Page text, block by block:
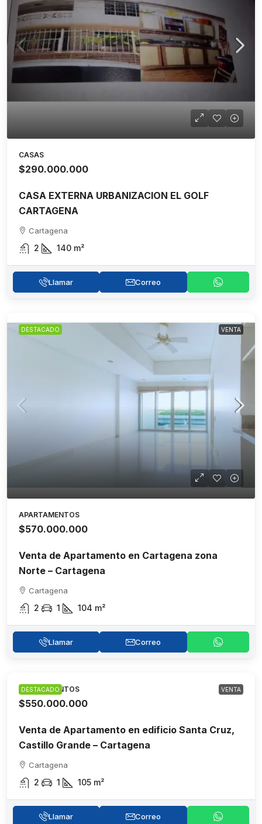
CASAS
$290.000.000
CASA EXTERNA URBANIZACION EL GOLF
CARTAGENA
Cartagena
2 140 m²
Llamar Correo
DESTACADO VENTA
APARTAMENTOS
$570.000.000
Venta de Apartamento en Cartagena zona
Norte – Cartagena
Cartagena
2 1 104 m²
Llamar Correo
DESTACADO VENTA
APARTAMENTOS
$550.000.000
Venta de Apartamento en edificio Santa Cruz,
Castillo Grande – Cartagena
Cartagena
2 1 105 m²
Llamar Correo